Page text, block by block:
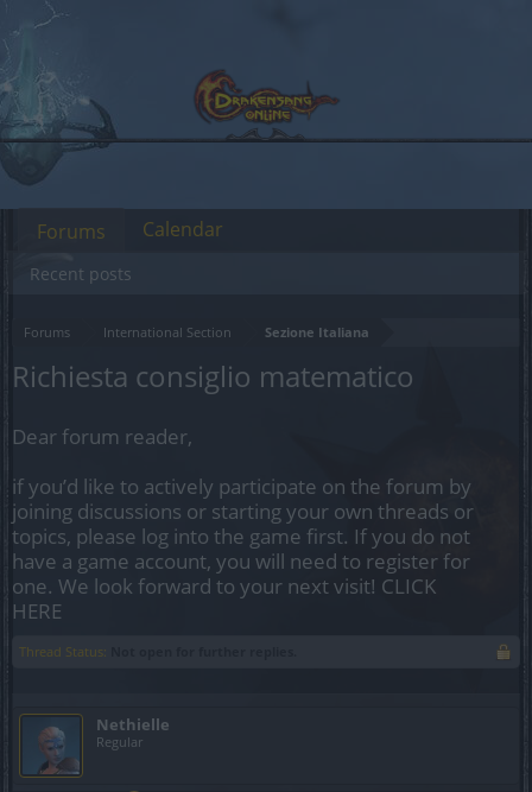
Forums International Section Sezione Italiana
Richiesta consiglio matematico
Dear forum reader,
if you’d like to actively participate on the forum by
joining discussions or starting your own threads or
topics, please log into the game first. If you do not
have a game account, you will need to register for
one. We look forward to your next visit! CLICK
HERE
Thread Status:
Nethielle
Regular
Forums
Recent posts
Calendar